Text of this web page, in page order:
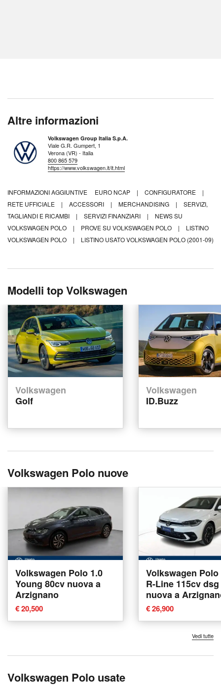
Altre informazioni
Volkswagen Group Italia S.p.A.
Viale G.R. Gumpert, 1
Verona (VR) - Italia
800 865 579
https://www.volkswagen.it/it.html
INFORMAZIONI AGGIUNTIVE EURO NCAP | CONFIGURATORE
|
RETE UFFICIALE
| ACCESSORI | MERCHANDISING |
SERVIZI,
TAGLIANDI E RICAMBI
| SERVIZI FINANZIARI |
NEWS SU
VOLKSWAGEN POLO
| PROVE SU VOLKSWAGEN POLO |
LISTINO
VOLKSWAGEN POLO
| LISTINO USATO VOLKSWAGEN POLO (2001-09)
Modelli top Volkswagen
Volkswagen
Golf
Volkswagen
ID.Buzz
Volkswagen Polo nuove
Volkswagen Polo 1.0
Young 80cv nuova a
Arzignano
€ 20,500
Volkswagen
R-Line 115cv dsg
nuova a
€ 26,900
Vedi tutte
Volkswagen Polo usate